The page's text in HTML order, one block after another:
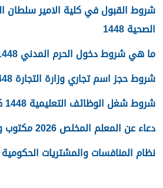
شروط القبول في كلية الامير سلطان
الصحية 1448
ما هي شروط دخول الحرم المدني 1448
شروط حجز اسم تجاري وزارة التجارة 1448
شروط شغل الوظائف التعليمية 1448 كاملة
دعاء عن المعلم المخلص 2026 مكتوب وبالصور
نظام المنافسات والمشتريات الحكومية